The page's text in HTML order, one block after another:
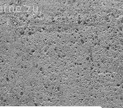
zu.